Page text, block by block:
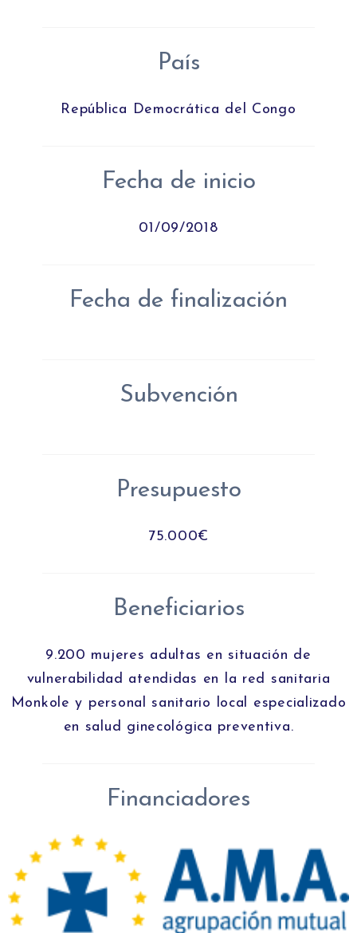
País
República Democrática del Congo
Fecha de inicio
01/09/2018
Fecha de finalización
Subvención
Presupuesto
75.000€
Beneficiarios
9.200 mujeres adultas en situación de
vulnerabilidad atendidas en la red sanitaria
Monkole y personal sanitario local especializado
en salud ginecológica preventiva.
Financiadores